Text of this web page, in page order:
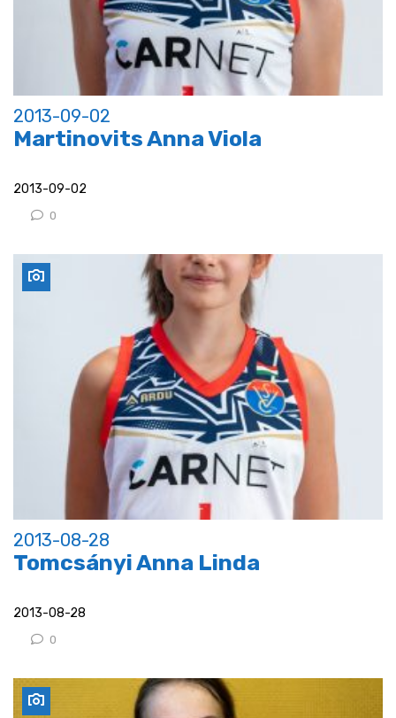
2013-09-02
Martinovits Anna Viola
2013-09-02
0
2013-08-28
Tomcsányi Anna Linda
2013-08-28
0